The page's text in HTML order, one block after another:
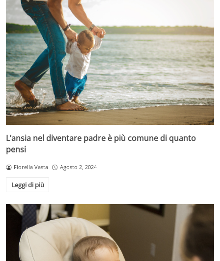
L’ansia nel diventare padre è più comune di quanto
pensi
Fiorella Vasta Agosto 2, 2024
Leggi di più